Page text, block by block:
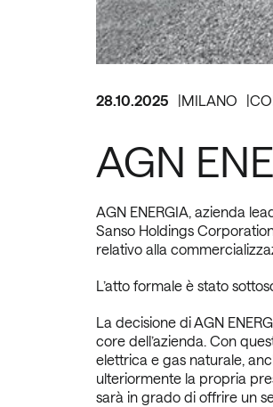
28.10.2025 MILANO
AGN
AGN ENERGIA, azienda
Sanso Holdings
relativo alla
L’atto formale è stato
La decisione di AGN
core dell’azienda. Con
elettrica e gas naturale,
ulteriormente la propria
sarà in grado di offrire un